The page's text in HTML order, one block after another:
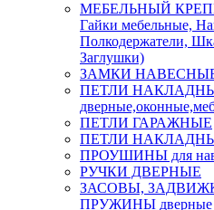
МЕБЕЛЬНЫЙ
Гайки мебельные,
Полкодержатели,
Заглушки)
ЗАМКИ
ПЕТЛИ
ПЕТЛИ ГАРАЖНЫЕ
ПЕТЛИ
ПРОУШИНЫ для
РУЧКИ ДВЕРНЫЕ
ЗАСОВЫ,
ПРУЖИНЫ дверные